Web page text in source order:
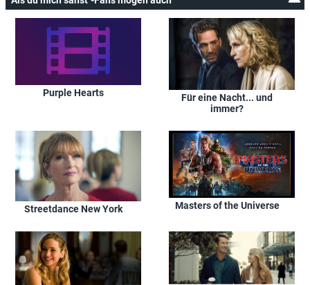
Purple Hearts
Für eine Nacht... und
immer?
Streetdance New York Masters of the Universe